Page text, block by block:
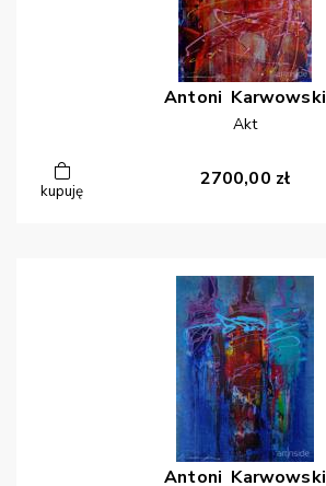
Antoni Karwowski
Akt
kupuję
2700,00 zł
Antoni Karwowski